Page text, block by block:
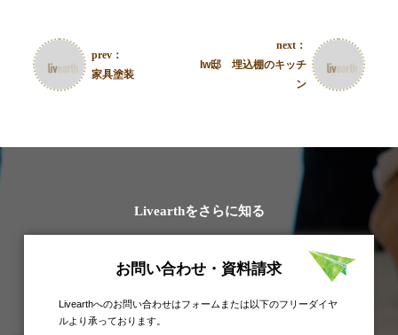
prev：
家具塗装
next：
Iw邸 埋込棚のキッチ
ン
Livearthをさらに知る
お問い合わせ・資料請求
Livearthへのお問い合わせはフォームまたは以下のフリーダイヤ
ルより承っております。